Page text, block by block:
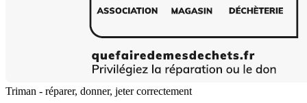
Triman - réparer, donner, jeter correctement